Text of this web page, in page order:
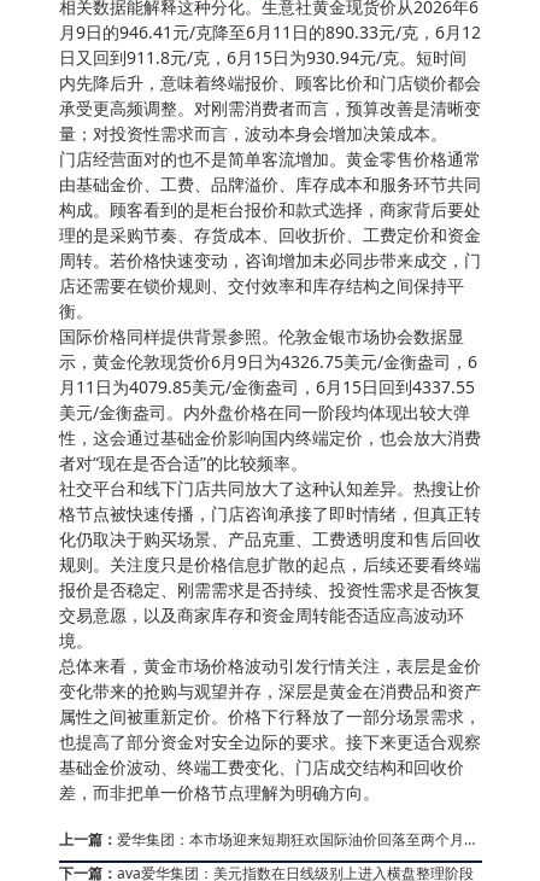
相关数据能解释这种分化。生意社黄金现货价从2026年6
月9日的946.41元/克降至6月11日的890.33元/克，6月12
日又回到911.8元/克，6月15日为930.94元/克。短时间
内先降后升，意味着终端报价、顾客比价和门店锁价都会
承受更高频调整。对刚需消费者而言，预算改善是清晰变
量；对投资性需求而言，波动本身会增加决策成本。
门店经营面对的也不是简单客流增加。黄金零售价格通常
由基础金价、工费、品牌溢价、库存成本和服务环节共同
构成。顾客看到的是柜台报价和款式选择，商家背后要处
理的是采购节奏、存货成本、回收折价、工费定价和资金
周转。若价格快速变动，咨询增加未必同步带来成交，门
店还需要在锁价规则、交付效率和库存结构之间保持平
衡。
国际价格同样提供背景参照。伦敦金银市场协会数据显
示，黄金伦敦现货价6月9日为4326.75美元/金衡盎司，6
月11日为4079.85美元/金衡盎司，6月15日回到4337.55
美元/金衡盎司。内外盘价格在同一阶段均体现出较大弹
性，这会通过基础金价影响国内终端定价，也会放大消费
者对“现在是否合适”的比较频率。
社交平台和线下门店共同放大了这种认知差异。热搜让价
格节点被快速传播，门店咨询承接了即时情绪，但真正转
化仍取决于购买场景、产品克重、工费透明度和售后回收
规则。关注度只是价格信息扩散的起点，后续还要看终端
报价是否稳定、刚需需求是否持续、投资性需求是否恢复
交易意愿，以及商家库存和资金周转能否适应高波动环
境。
总体来看，黄金市场价格波动引发行情关注，表层是金价
变化带来的抢购与观望并存，深层是黄金在消费品和资产
属性之间被重新定价。价格下行释放了一部分场景需求，
也提高了部分资金对安全边际的要求。接下来更适合观察
基础金价波动、终端工费变化、门店成交结构和回收价
差，而非把单一价格节点理解为明确方向。
上一篇： 爱华集团：本市场迎来短期狂欢国际油价回落至两个月低
位
下一篇： ava爱华集团：美元指数在日线级别上进入横盘整理阶段